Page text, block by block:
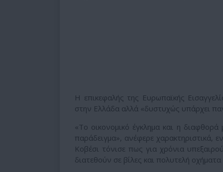
Η επικεφαλής της Ευρωπαϊκής
στην Ελλάδα αλλά «δυστυχώς υπάρχει
«Το οικονομικό έγκλημα και η
παράδειγμα», ανέφερε
Κοβέσι τόνισε πως για χρόνια
διατεθούν σε βίλες και πολυτελή